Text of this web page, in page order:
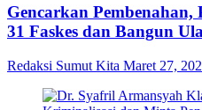
Gencarkan
31 Faskes dan Bangun
Redaksi Sumut Kita Maret 27,